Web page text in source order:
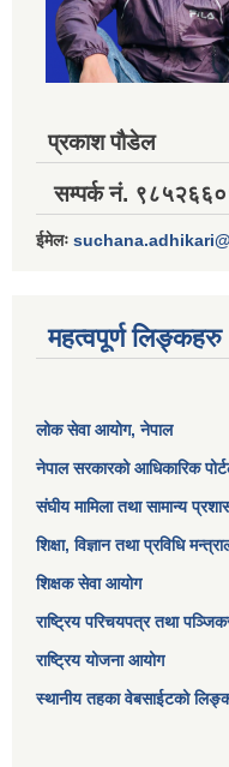
प्रकाश पौडेल
सम्पर्क नं.
ईमेलः
महत्वपूर्ण लिङ्कहरु
लोक सेवा आयोग, नेपाल
नेपाल सरकारको आधिकारिक
संघीय मामिला तथा सामान्य
शिक्षा, विज्ञान तथा प्रविधि
शिक्षक सेवा आयोग
राष्ट्रिय परिचयपत्र तथा
राष्ट्रिय योजना आयोग
स्थानीय तहका वेबसाईटको